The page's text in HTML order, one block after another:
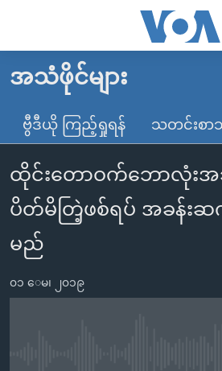
လွယ်ကူ
သည့်
Link
များ
ပင်မ
အကြောင်းအရာ
ကျော်
ကြည့်
မူလစာမျက်နှာ
မြန်မာ
ကမ္ဘာ့သတင်းများ
နိုင်ငံတကာ
အမေရိကန်
တရုတ်
အစ္စရေး-ပါလက်စတိုင်း
ဗွီဒီယို
သတင်းလွတ်လပ်ခွင့်
ရပ်ဝန်းတခု လမ်းတခု အလွန်
အင်္ဂလိပ်စာလေ့လာမယ်
အမေရိကန်သုံးအီဒီယံ
အပတ်စဉ်ကဏ္ဍများ
အသံဖိုင်များ
ဗွီဒီယို ကြည့်ရှုရန် သတင်းစာ
ထိုင်းတောဝက်ဘောလုံးအ
ပိတ်မိတြဲ့ဖစ်ရပ် အခန်း
မည်
၀၁ ေမ၊ ၂၀၁၉